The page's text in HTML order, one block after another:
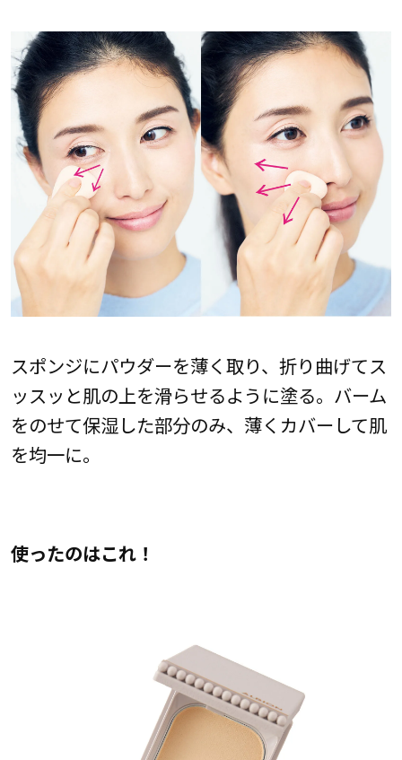
スポンジにパウダーを薄く取り、折り曲げてス
ッスッと肌の上を滑らせるように塗る。バーム
をのせて保湿した部分のみ、薄くカバーして肌
を均一に。
使ったのはこれ！